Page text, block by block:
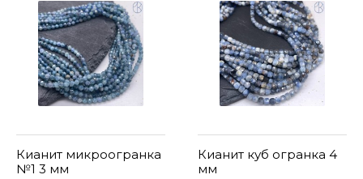
Кианит микроогранка
№1 3 мм
Кианит куб огранка 4
мм